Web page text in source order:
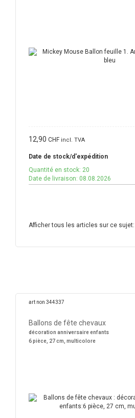
12,90 CHF incl. TVA
Date de stock/d'expédition
Quantité en stock: 20
Date de livraison: 08.08.2026
Afficher tous les articles sur ce sujet:
art non 344337
Ballons de fête chevaux
décoration anniversaire enfants
6 pièce, 27 cm, multicolore